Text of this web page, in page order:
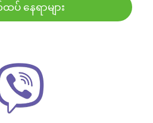
ပ် နေရာများ